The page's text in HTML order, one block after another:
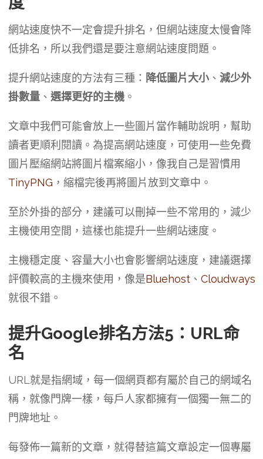
網站速度快不一定會提升排名，但網站速度太慢會降
低排名，所以我們還是要注意網站速度問題。
提升網站速度的方法有三種： 降低圖片大小、 減少外
掛數量、 選擇更好的主機。
文章中我們可能會放上一些圖片當作輔助說明，幫助
讀者更順利閱讀。為提高網站速度，可使用一些免費
圖片壓縮網站將圖片檔案縮小，像我自己是習慣用
TinyPNG ，縮檔完後再將圖片放到文章中。
至於外掛的部分，建議可以刪掉一些不常用的，減少
主機使用空間，這樣也能提升一些網站速度。
主機穩定度、容量大小也會影響網站速度，建議選擇
評價較高的主機來使用，像是Bluehost、 Cloudways
就很不錯。
提升Google排名方法5：URL命
名
URL就是指網域，每一個網頁都有屬於自己的網域名
稱，就像門牌一樣，每戶人家都擁有一個獨一無二的
門牌地址。
每發佈一篇新的文章，就得替這篇文章設定一個專屬